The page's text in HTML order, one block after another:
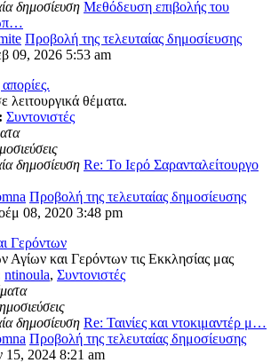
δημοσίευση Μεθόδευση επιβολής του
Προβολή της τελευταίας δημοσίευσης
09, 2026 5:53 am
λειτουργικά θέματα.
Συντονιστές
δημοσίευση Re: Το Ιερό Σαρανταλείτουργο
Προβολή της τελευταίας δημοσίευσης
08, 2020 3:48 pm
Γερόντων
Αγίων και Γερόντων τις Εκκλησίας μας
ntinoula, Συντονιστές
δημοσίευση Re: Ταινίες και ντοκιμαντέρ μ…
Προβολή της τελευταίας δημοσίευσης
15, 2024 8:21 am